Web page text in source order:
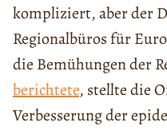
kompliziert, aber der
Regionalbüros für
die Bemühungen der
berichtete, stellte die
Verbesserung der